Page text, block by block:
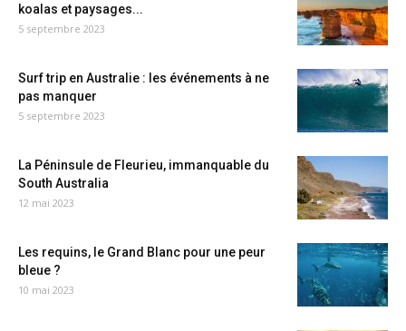
koalas et paysages...
5 septembre 2023
Surf trip en Australie : les événements à ne
pas manquer
5 septembre 2023
La Péninsule de Fleurieu, immanquable du
South Australia
12 mai 2023
Les requins, le Grand Blanc pour une peur
bleue ?
10 mai 2023